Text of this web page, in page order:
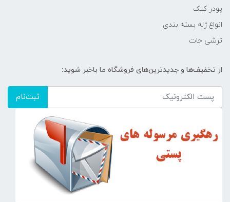
پودر کیک
انواع ژله بسته بندی
ترشی جات
از تخفیف‌ها و جدیدترین‌های فروشگاه ما باخبر شوید:
ثبت‌نام